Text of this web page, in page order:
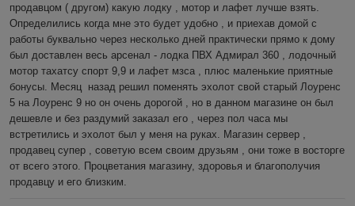
продавцом ( другом) какую лодку , мотор и лафет лучше взять.
Определились когда мне это будет удобно , и приехав домой с
работы буквально через несколько дней практически прямо к дому
был доставлен весь арсенал - лодка ПВХ Адмирал 360 , лодочный
мотор тахатсу спорт 9,9 и лафет мзса , плюс маленькие приятные
бонусы. Месяц  назад решил поменять эхолот свой старый Лоуренс
5 на Лоуренс 9 но он очень дорогой , но в данном магазине он был
дешевле и без раздумий заказал его , через пол часа мы
встретились и эхолот был у меня на руках. Магазин сервер ,
продавец супер , советую всем своим друзьям , они тоже в восторге
от всего этого. Процветания магазину, здоровья и благополучия
продавцу и его близким.